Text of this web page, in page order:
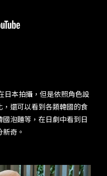
日本拍攝，但是依照角色設
還可以看到各類韓國的食
泡麵等，在日劇中看到日
奇。​